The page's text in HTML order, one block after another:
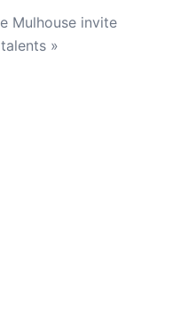
Mulhouse invite
»